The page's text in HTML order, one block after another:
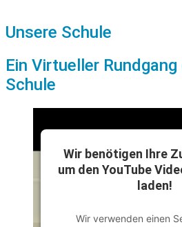
Unsere Schule
Ein Virtueller
Schule
Wir benötigen Ihre
um den YouTube
laden!
Wir verwenden einen